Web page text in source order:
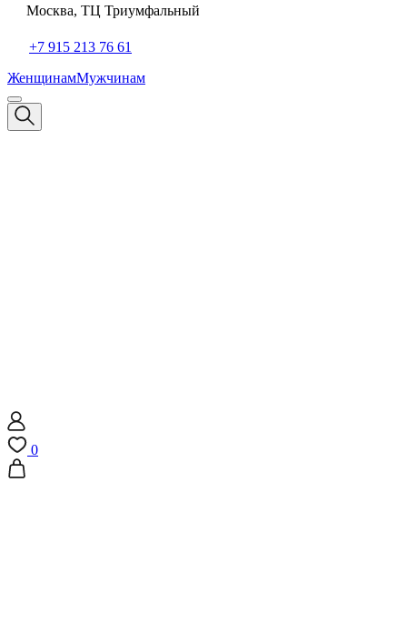
Москва, ТЦ Триумфальный
+7 915 213 76 61
ЖенщинамМужчинам
0